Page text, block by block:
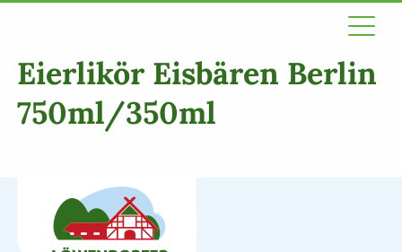
Eierlikör Eisbären Berlin
750ml/350ml